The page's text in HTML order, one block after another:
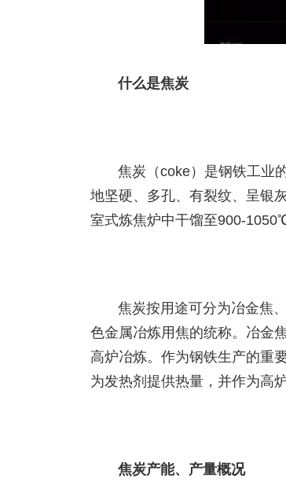
什么是焦炭
焦炭（coke）是钢铁工业
地坚硬、多孔、有裂纹、呈银
室式炼焦炉中干馏至900-
焦炭按用途可分为冶金焦
色金属冶炼用焦的统称。冶金
高炉冶炼。作为钢铁生产的重
为发热剂提供热量，并作为高
焦炭产能、产量概况